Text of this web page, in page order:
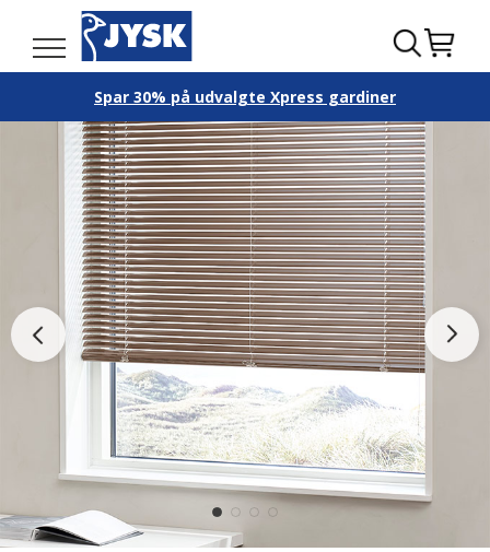
Spar 30% på udvalgte Xpress gardiner